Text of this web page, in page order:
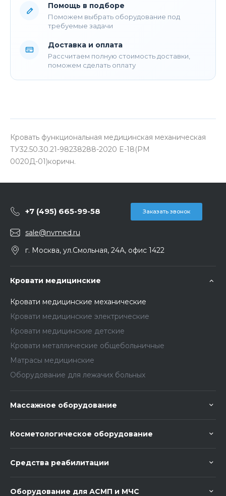
Помощь в подборе
Поможем выбрать оборудование под
требуемые задачи
Доставка и оплата
Рассчитаем полную стоимость доставки,
поможем сделать оплату
Кровать функциональная медицинская механическая
ТУ32.50.30.21-98238288-2020 E-18(РМ
0020Д-01)коричн.
+7 (495) 665-99-58 Заказать звонок
sale@nvmed.ru
г. Москва, ул.Смольная, 24А, офис 1422
Кровати медицинские
Кровати медицинские механические
Кровати медицинские электрические
Кровати медицинские детские
Кровати металлические общебольничные
Матрасы медицинские
Оборудование для лежачих больных
Массажное оборудование
Косметологическое оборудование
Средства реабилитации
Оборудование для АСМП и МЧС